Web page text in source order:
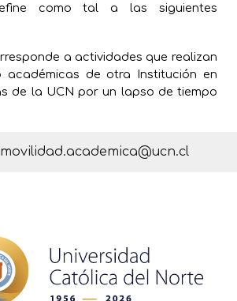
como tal a las siguientes
a actividades que realizan
académicas de otra Institución en
de la UCN por un lapso de tiempo